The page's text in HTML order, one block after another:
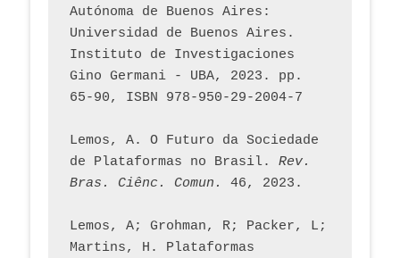
Autónoma de Buenos Aires:
Universidad de Buenos Aires.
Instituto de Investigaciones
Gino Germani - UBA, 2023. pp.
65-90, ISBN 978-950-29-2004-7
Lemos, A. O Futuro da Sociedade
de Plataformas no Brasil. Rev.
Bras. Ciênc. Comun.
Lemos, A; Grohman, R; Packer, L;
Martins, H. Plataformas